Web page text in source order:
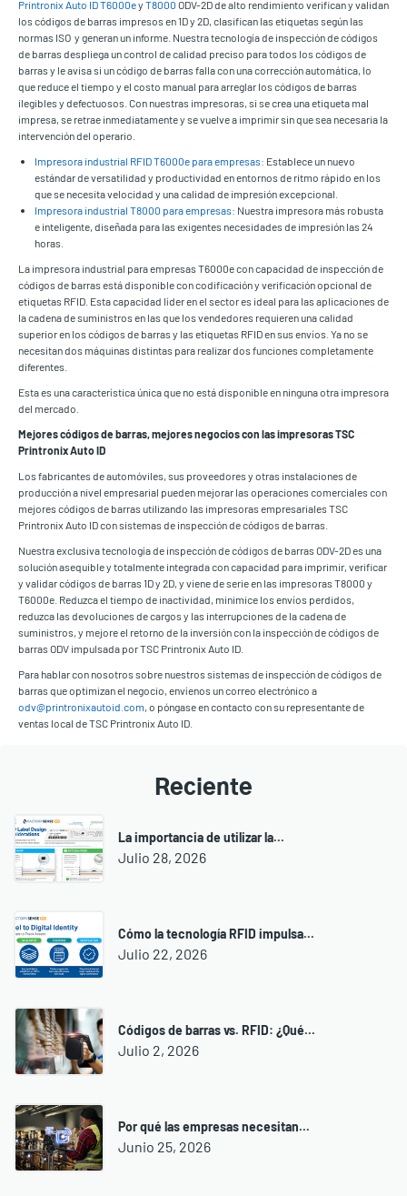
Printronix Auto ID T6000ey T8000 ODV-2D de alto rendimiento verifican y validan
los códigos de barras impresos en 1D y 2D, clasifican las etiquetas según las
normas ISO y generan un informe. Nuestra tecnología de inspección de códigos
de barras despliega un control de calidad preciso para todos los códigos de
barras y le avisa si un código de barras falla con una corrección automática, lo
que reduce el tiempo y el costo manual para arreglar los códigos de barras
ilegibles y defectuosos. Con nuestras impresoras, si se crea una etiqueta mal
impresa, se retrae inmediatamente y se vuelve a imprimir sin que sea necesaria la
intervención del operario.
Impresora industrial RFID T6000e para empresas: Establece un nuevo
estándar de versatilidad y productividad en entornos de ritmo rápido en los
que se necesita velocidad y una calidad de impresión excepcional.
Impresora industrial T8000 para empresas: Nuestra impresora más robusta
e inteligente, diseñada para las exigentes necesidades de impresión las 24
horas.
La impresora industrial para empresas T6000e con capacidad de inspección de
códigos de barras está disponible con codificación y verificación opcional de
etiquetas RFID. Esta capacidad líder en el sector es ideal para las aplicaciones de
la cadena de suministros en las que los vendedores requieren una calidad
superior en los códigos de barras y las etiquetas RFID en sus envíos. Ya no se
necesitan dos máquinas distintas para realizar dos funciones completamente
diferentes.
Esta es una característica única que no está disponible en ninguna otra impresora
del mercado.
Mejores códigos de barras, mejores negocios con las impresoras TSC
Printronix Auto ID
Los fabricantes de automóviles, sus proveedores y otras instalaciones de
producción a nivel empresarial pueden mejorar las operaciones comerciales con
mejores códigos de barras utilizando las impresoras empresariales TSC
Printronix Auto ID con sistemas de inspección de códigos de barras.
Nuestra exclusiva tecnología de inspección de códigos de barras ODV-2D es una
solución asequible y totalmente integrada con capacidad para imprimir, verificar
y validar códigos de barras 1D y 2D, y viene de serie en las impresoras T8000 y
T6000e. Reduzca el tiempo de inactividad, minimice los envíos perdidos,
reduzca las devoluciones de cargos y las interrupciones de la cadena de
suministros, y mejore el retorno de la inversión con la inspección de códigos de
barras ODV impulsada por TSC Printronix Auto ID.
Para hablar con nosotros sobre nuestros sistemas de inspección de códigos de
barras que optimizan el negocio, envíenos un correo electrónico a
odv@printronixautoid.com , o póngase en contacto con su representante de
ventas local de TSC Printronix Auto ID.
Reciente
La importancia de utilizar la...
Julio 28, 2026
Cómo la tecnología RFID impulsa...
Julio 22, 2026
Códigos de barras vs. RFID: ¿Qué...
Julio 2, 2026
Por qué las empresas necesitan...
Junio 25, 2026